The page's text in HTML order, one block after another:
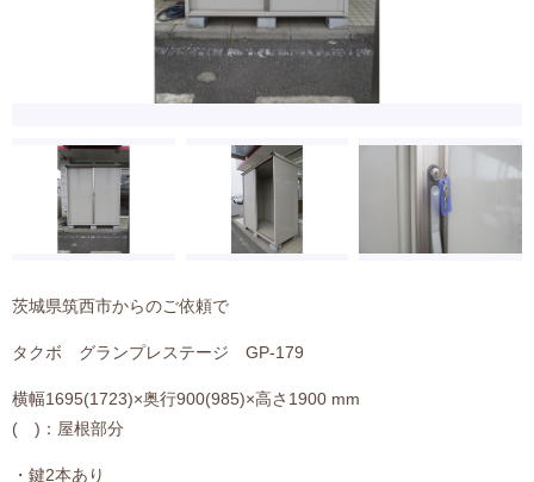
茨城県筑西市からのご依頼で
タクボ グランプレステージ GP-179
横幅1695(1723)×奥行900(985)×高さ1900 mm
( )：屋根部分
・鍵2本あり